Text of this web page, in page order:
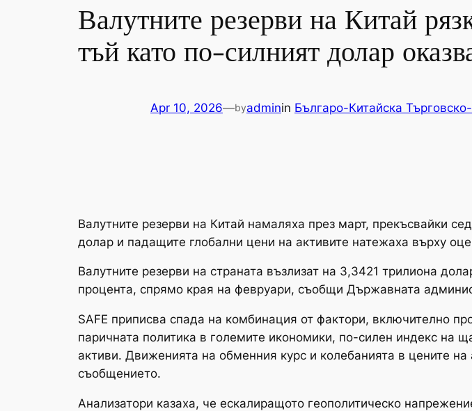
Валутните резерви на Китай
тъй като по-силният долар
Apr 10, 2026—byadminin Българо-Китайска
Валутните резерви на Китай намаляха през март, прекъсвайки
долар и падащите глобални цени на активите натежаха върху
Валутните резерви на страната възлизат на 3,3421 трилиона
процента, спрямо края на февруари, съобщи Държавната
SAFE приписва спада на комбинация от фактори, включително
паричната политика в големите икономики, по-силен индекс на
активи. Движенията на обменния курс и колебанията в цените
съобщението.
Анализатори казаха, че ескалиращото геополитическо